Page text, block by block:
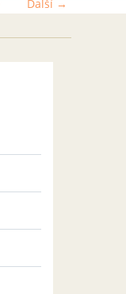
Další →